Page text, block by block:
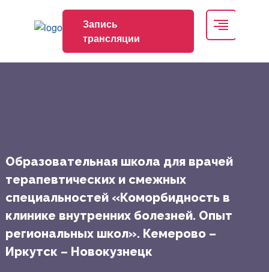
Запись
трансляции
Образовательная школа для врачей
терапевтических и смежных
специальностей «Коморбидность в
клинике внутренних болезней. Опыт
региональных школ». Кемерово –
Иркутск – Новокузнецк